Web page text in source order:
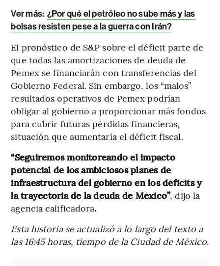
Ver más: ¿Por qué el petróleo no sube más y las
bolsas resisten pese a la guerra con Irán?
El pronóstico de S&P sobre el déficit parte de
que todas las amortizaciones de deuda de
Pemex se financiarán con transferencias del
Gobierno Federal. Sin embargo, los “malos”
resultados operativos de Pemex podrían
obligar al gobierno a proporcionar más fondos
para cubrir futuras pérdidas financieras,
situación que aumentaría el déficit fiscal.
“Seguiremos monitoreando el impacto
potencial de los ambiciosos planes de
infraestructura del gobierno en los déficits y
la trayectoria de la deuda de México”, dijo la
agencia calificadora.
Esta historia se actualizó a lo largo del texto a
las 16:45 horas, tiempo de la Ciudad de México.